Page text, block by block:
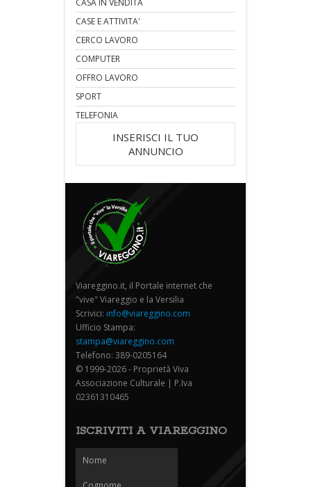
CASA IN VENDITA
CASE E ATTIVITA'
CERCO LAVORO
COMPUTER
OFFRO LAVORO
SPORT
TELEFONIA
INSERISCI IL TUO
ANNUNCIO
Viareggino.it, il Portale internet che
"vive" Viareggio e la Versilia
Scrivici: info@viareggino.com
Ufficio Stampa:
stampa@viareggino.com
Telefono: 389-0205164
© 1999-2026 - Proprietà Viva
Associazione Culturale | P.Iva
02361310465
ISCRIVITI A VIAREGGINO